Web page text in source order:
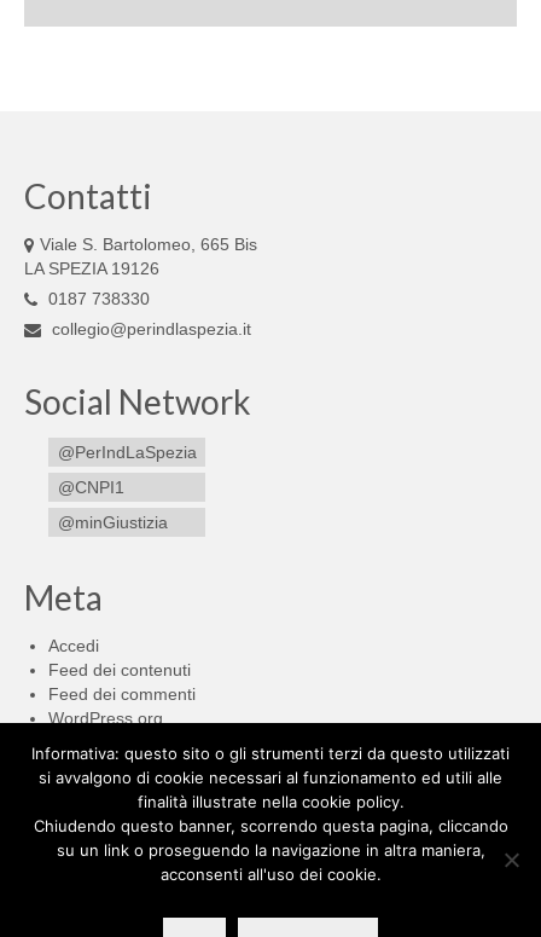
Contatti
Viale S. Bartolomeo, 665 Bis
LA SPEZIA 19126
0187 738330
collegio@perindlaspezia.it
Social Network
@PerIndLaSpezia
@CNPI1
@minGiustizia
Meta
Accedi
Feed dei contenuti
Feed dei commenti
WordPress.org
Cerca:
Collegio Massa – Carrara Collegio Genova
Miur
Informativa: questo sito o gli strumenti terzi da questo utilizzati
si avvalgono di cookie necessari al funzionamento ed utili alle
finalità illustrate nella cookie policy.
Chiudendo questo banner, scorrendo questa pagina, cliccando
su un link o proseguendo la navigazione in altra maniera,
acconsenti all'uso dei cookie.